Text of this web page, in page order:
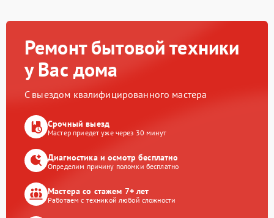
Ремонт бытовой техники
у Вас дома
С выездом квалифицированного мастера
Срочный выезд
Мастер приедет уже через 30 минут
Диагностика и осмотр бесплатно
Определим причину поломки бесплатно
Мастера со стажем 7+ лет
Работаем с техникой любой сложности